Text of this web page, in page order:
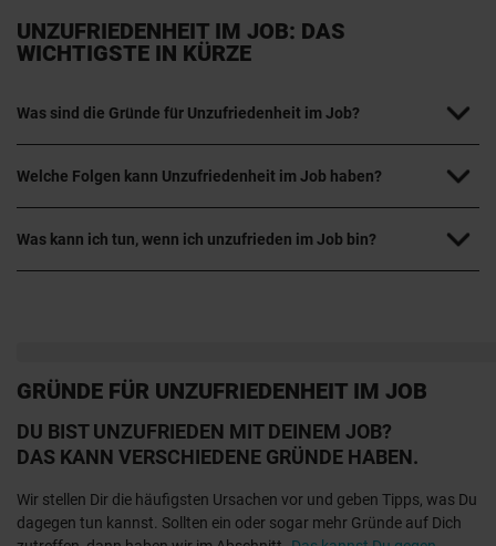
UNZUFRIEDENHEIT IM JOB: DAS
WICHTIGSTE IN KÜRZE
Was sind die Gründe für Unzufriedenheit im Job?
Welche Folgen kann Unzufriedenheit im Job haben?
Was kann ich tun, wenn ich unzufrieden im Job bin?
GRÜNDE FÜR UNZUFRIEDENHEIT IM JOB
DU BIST UNZUFRIEDEN MIT DEINEM JOB?
DAS KANN VERSCHIEDENE GRÜNDE HABEN.
Wir stellen Dir die häufigsten Ursachen vor und geben Tipps, was Du
dagegen tun kannst. Sollten ein oder sogar mehr Gründe auf Dich